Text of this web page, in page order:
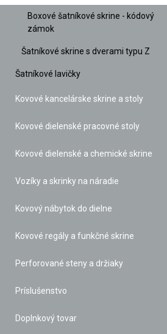
Boxové šatníkové skrine - kódový
zámok
Šatníkové skrine s dverami typu Z
Šatníkové lavičky
Kovové kancelárske skrine a stoly
Kovové dielenské pracovné stoly
Kovové dielenské a chemické skrine
Vozíky a skrinky na náradie
Kovový nábytok do dielne
Kovové regály a funkčné skrine
Perforované steny a držiaky
Príslušenstvo
Doplnkový tovar